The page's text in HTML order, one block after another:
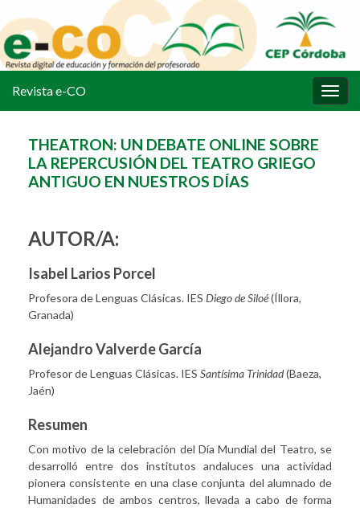
la
Revista e-CO
THEATRON: UN DEBATE ONLINE SOBRE
LA REPERCUSIÓN DEL TEATRO GRIEGO
ANTIGUO EN NUESTROS DÍAS
AUTOR/A:
Isabel Larios Porcel
Profesora de Lenguas Clásicas. IES Diego de Siloé(Íllora,
Granada)
Alejandro Valverde García
Profesor de Lenguas Clásicas. IES Santísima Trinidad(Baeza,
Jaén)
Resumen
Con motivo de la celebración del Día Mundial del Teatro, se
desarrolló entre dos institutos andaluces una actividad
pionera consistente en una clase conjunta del alumnado de
Humanidades de ambos centros, llevada a cabo de forma